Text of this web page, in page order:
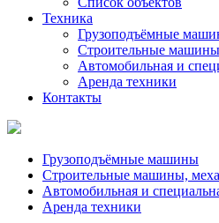
Техника
Грузоподъёмные
Строительные
Автомобильная и
Аренда техники
Контакты
Грузоподъёмные машины
Строительные машины,
Автомобильная и
Аренда техники